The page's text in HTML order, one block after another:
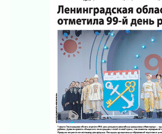
05 августа 2026
На лидирующих позициях
04 августа 2026
Итоги конкурса «Лучший
Кадрового центра – 2026»
Ставка на дисциплину на
04 августа 2026
В Ленобласти растет